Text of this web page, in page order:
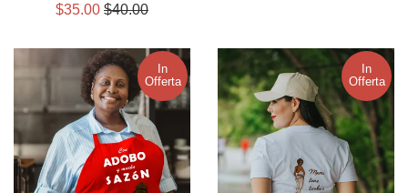
Prezzo
$35.00 Prezzo
listino
$40.00
In
Offerta
In
Offerta